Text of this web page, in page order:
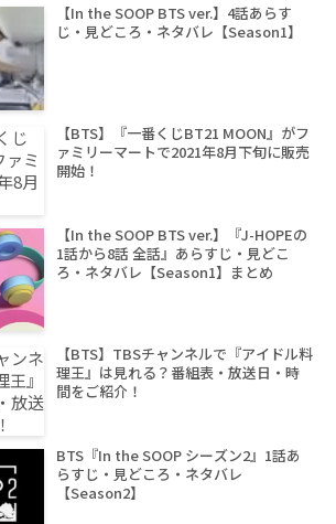
【In the SOOP BTS ver.】4話あらす
じ・見どころ・ネタバレ【Season1】
【BTS】『一番くじBT21 MOON』がフ
ァミリーマートで2021年8月下旬に販売
開始！
【In the SOOP BTS ver.】『J-HOPEの
1話から8話 全話』あらすじ・見どこ
ろ・ネタバレ【Season1】まとめ
【BTS】TBSチャンネルで『アイドル料
理王』は見れる？番組表・放送日・時
間をご紹介！
BTS『In the SOOP シーズン2』1話あ
らすじ・見どころ・ネタバレ
【Season2】